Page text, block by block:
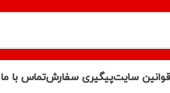
قوانین سایتپیگیری سفارشتماس با ما